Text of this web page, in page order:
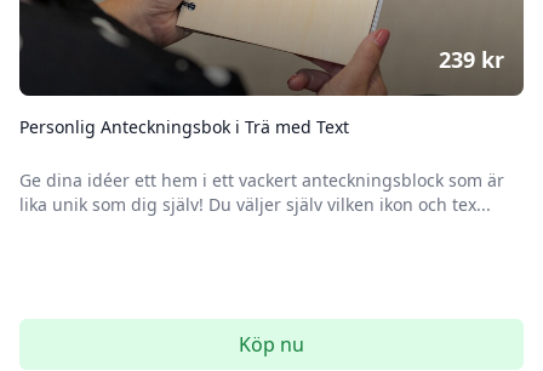
Personlig Anteckningsbok i Trä med Text
Ge dina idéer ett hem i ett vackert anteckningsblock som är
lika unik som dig själv! Du väljer själv vilken ikon och tex...
239 kr
Köp nu